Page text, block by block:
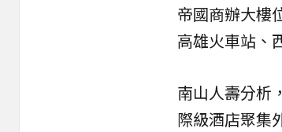
帝國商辦大樓
高雄火車站、
南山人壽分析
際級酒店聚集